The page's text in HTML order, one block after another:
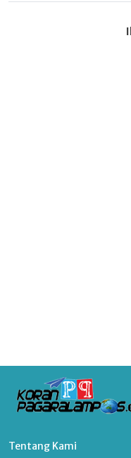
Tentang Kami